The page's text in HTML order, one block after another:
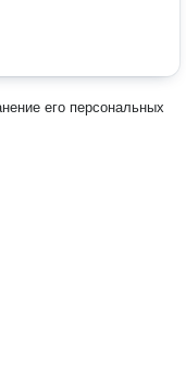
его персональных